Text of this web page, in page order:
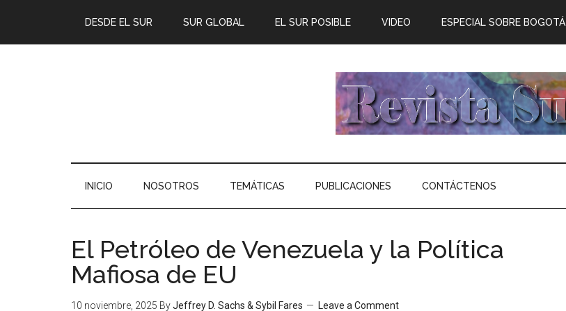
DESDE EL SUR SUR GLOBAL EL SUR POSIBLE VIDEO ESPECIAL SOBRE BOGOTÁ
INICIO NOSOTROS TEMÁTICAS PUBLICACIONES CONTÁCTENOS
El Petróleo de Venezuela y la Política
Mafiosa de EU
10 noviembre, 2025 ByJeffrey D. Sachs & Sybil Fares Leave a Comment